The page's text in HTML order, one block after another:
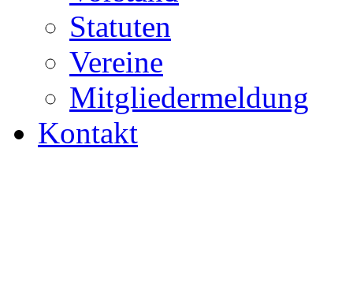
Statuten
Vereine
Mitgliedermeldung
Kontakt